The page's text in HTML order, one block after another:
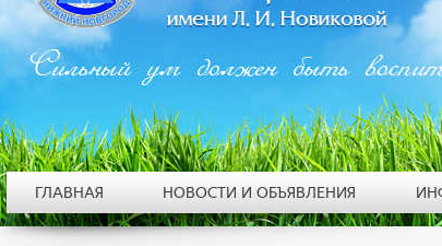
Сильный ум должен быть
ГЛАВНАЯ НОВОСТИ И ОБЪЯВЛЕНИЯ